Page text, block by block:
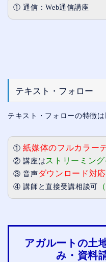
① 通信：Web通信講座
テキスト・フォロー
テキスト・フォローの特徴は
①紙媒体のフルカラー
② 講座は ストリーミン
③ 音声 ダウンロード対応
④ 講師と直接受講相談可
アガルートの土
み・資料